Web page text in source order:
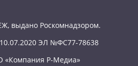
выдано Роскомнадзором.
ЭЛ №ФС77-78638
Р-Медиа»